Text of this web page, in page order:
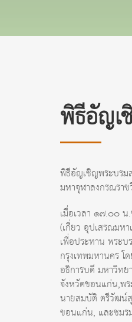
พิธีอัญ
พิธีอัญเชิญพระบรม
มหาจุฬาลงกรณรา
เมื่อเวลา ๑๗.๐๐
(เกี่ยว อุปเสรณมห
เพื่อประทาน พระบ
กรุงเทพมหานคร โ
อธิการบดี มหาวิท
จังหวัดขอนแก่น,พ
นายสมบัติ ตรีวัฒน์
ขอนแก่น, และชมร